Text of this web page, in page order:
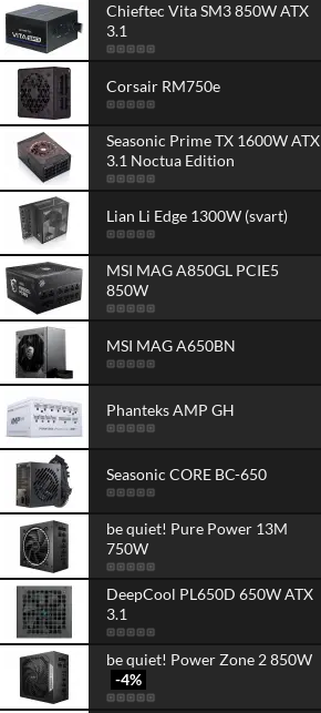
Chieftec Vita SM3 850W ATX
3.1
Corsair RM750e
Seasonic Prime TX 1600W ATX
3.1 Noctua Edition
Lian Li Edge 1300W (svart)
MSI MAG A850GL PCIE5
850W
MSI MAG A650BN
Phanteks AMP GH
Seasonic CORE BC-650
be quiet! Pure Power 13M
750W
DeepCool PL650D 650W ATX
3.1
be quiet! Power Zone 2 850W
-4%